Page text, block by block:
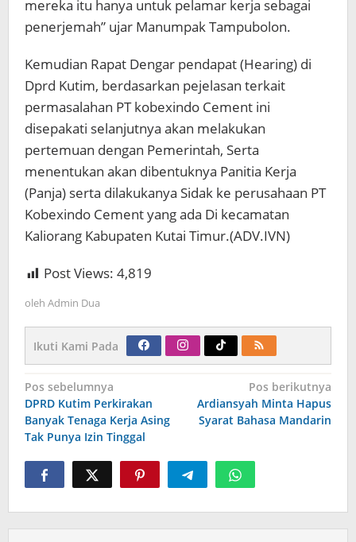
mereka itu hanya untuk pelamar kerja sebagai
penerjemah” ujar Manumpak Tampubolon.
Kemudian Rapat Dengar pendapat (Hearing) di
Dprd Kutim, berdasarkan pejelasan terkait
permasalahan PT kobexindo Cement ini
disepakati selanjutnya akan melakukan
pertemuan dengan Pemerintah, Serta
menentukan akan dibentuknya Panitia Kerja
(Panja) serta dilakukanya Sidak ke perusahaan PT
Kobexindo Cement yang ada Di kecamatan
Kaliorang Kabupaten Kutai Timur.(ADV.IVN)
Post Views: 4,819
oleh Admin Dua
Ikuti Kami Pada
Navigasi
pos
Pos sebelumnya
DPRD Kutim Perkirakan
Banyak Tenaga Kerja Asing
Tak Punya Izin Tinggal
Pos berikutnya
Ardiansyah Minta Hapus
Syarat Bahasa Mandarin